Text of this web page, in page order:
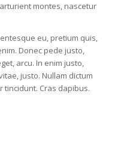
montes, nascetur
eu, pretium quis,
Donec pede justo,
arcu. In enim justo,
justo. Nullam dictum
tincidunt. Cras dapibus.